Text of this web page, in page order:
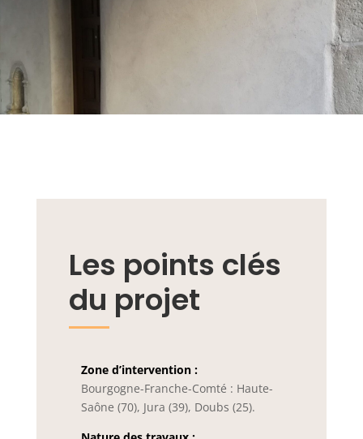
Les points clés
du projet
Zone d’intervention :
Bourgogne-Franche-Comté : Haute-
Saône (70), Jura (39), Doubs (25).